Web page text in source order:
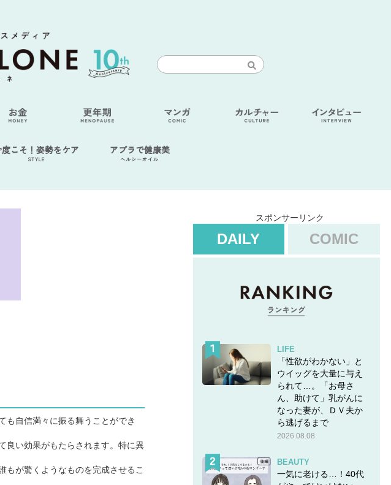
こそ！姿勢をケア
STYLE
アブラで健康美
ヘルシーオイル
自信満々に振る舞うことができ
良い効果がもたらされます。特に異
が驚くようなものを完成させるこ
スポンサーリンク
DAILY COMIC
LIFE
「性欲がわかない」と
ウイッグを大量に与え
られて…。「お母さ
ん、助けて」乳がんに
なった妻が、ＤＶ夫か
ら逃げるまで
2026.08.08
BEAUTY
一気に老ける…！40代